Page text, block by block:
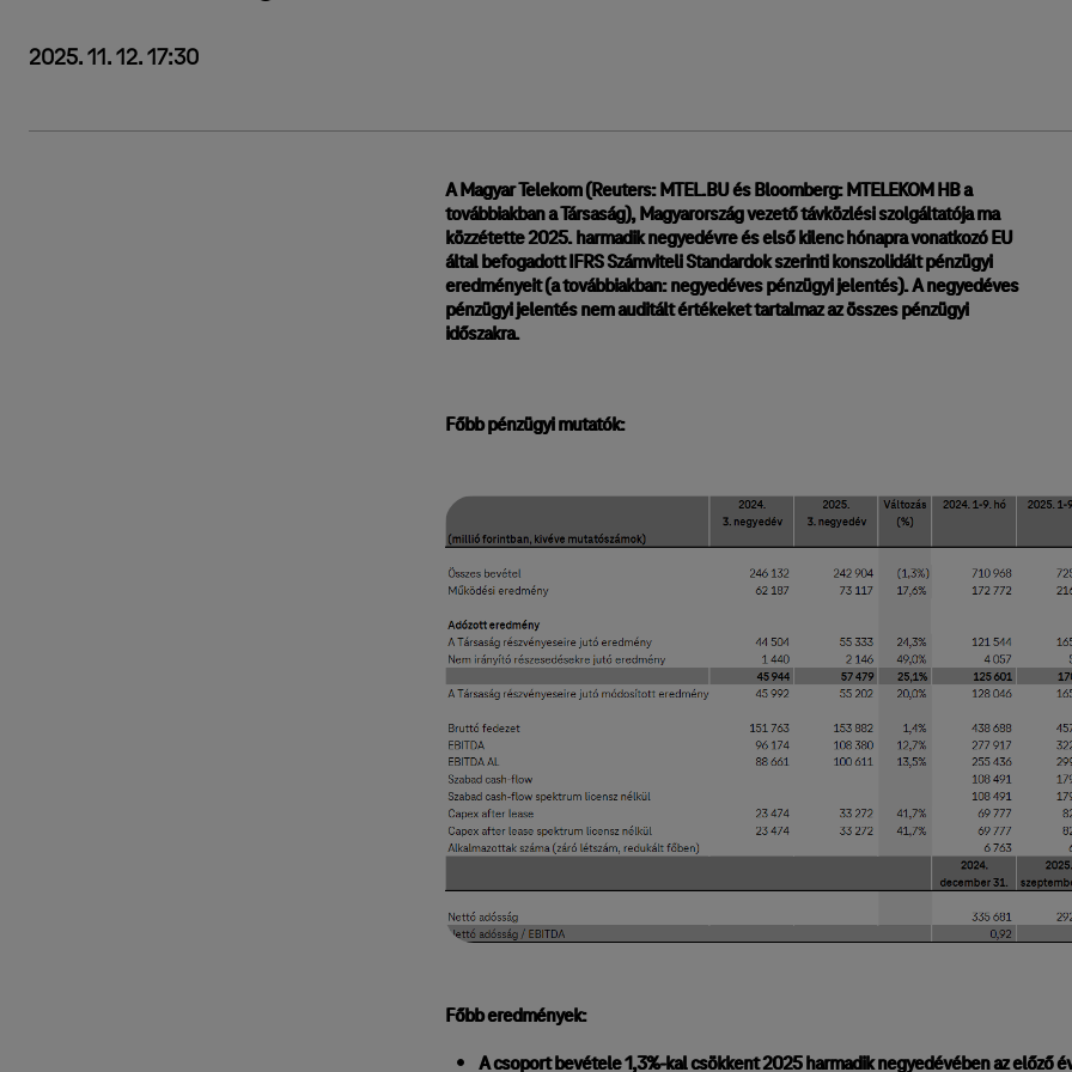
2025. 11. 12. 17:30
A Magyar Telekom (Reuters: MTEL.BU és Bloomberg: MTELEKOM HB a
továbbiakban a Társaság), Magyarország vezető távközlési szolgáltatója ma
közzétette 2025. harmadik negyedévre és első kilenc hónapra vonatkozó EU
által befogadott IFRS Számviteli Standardok szerinti konszolidált pénzügyi
eredményeit (a továbbiakban: negyedéves pénzügyi jelentés). A negyedéves
pénzügyi jelentés nem auditált értékeket tartalmaz az összes pénzügyi
időszakra.
Főbb pénzügyi mutatók:
Főbb eredmények:
A csoport bevétele 1,3%-kal csökkent 2025 harmadik negyedévében az előző